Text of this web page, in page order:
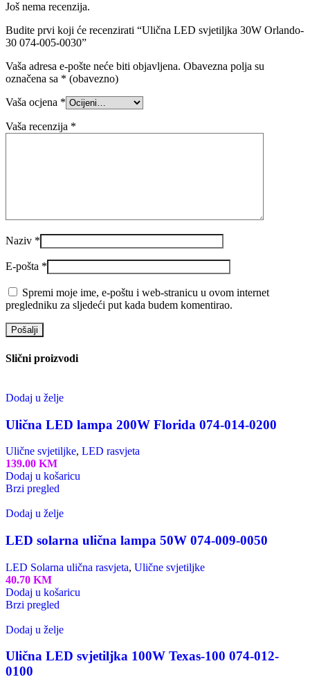
Još nema recenzija.
Budite prvi koji će recenzirati “Ulična LED svjetiljka 30W Orlando-
30 074-005-0030”
Vaša adresa e-pošte neće biti objavljena. Obavezna polja su
označena sa * (obavezno)
Vaša ocjena *
Vaša recenzija *
Naziv *
E-pošta *
Spremi moje ime, e-poštu i web-stranicu u ovom internet
pregledniku za sljedeći put kada budem komentirao.
Slični proizvodi
Dodaj u želje
Ulična LED lampa 200W Florida 074-014-0200
Ulične svjetiljke, LED rasvjeta
139.00 KM
Dodaj u košaricu
Brzi pregled
Dodaj u želje
LED solarna ulična lampa 50W 074-009-0050
LED Solarna ulična rasvjeta, Ulične svjetiljke
40.70 KM
Dodaj u košaricu
Brzi pregled
Dodaj u želje
Ulična LED svjetiljka 100W Texas-100 074-012-
0100